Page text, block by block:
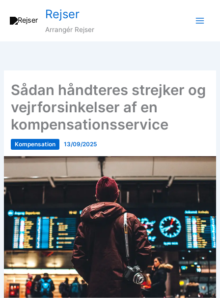
Rejser
Arrangér Rejser
Sådan håndteres strejker og
vejrforsinkelser af en
kompensationsservice
Kompensation 13/09/2025